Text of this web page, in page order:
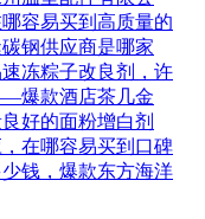
容易买到高质量的
钢供应商是哪家
冻粽子改良剂，许
爆款酒店茶几金
好的面粉增白剂
在哪容易买到口碑
钱，爆款东方海洋